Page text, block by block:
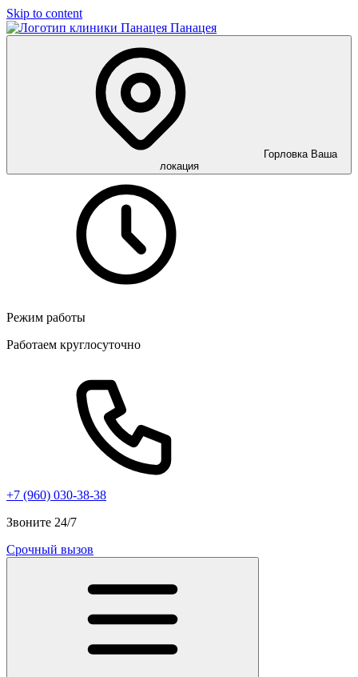
Skip to content
Панацея
Горловка Ваша
локация
Режим работы
Работаем круглосуточно
+7 (960) 030-38-38
Звоните 24/7
Срочный вызов